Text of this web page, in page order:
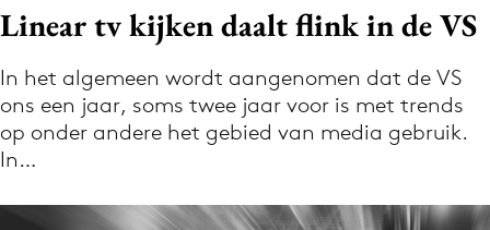
Download de app
Volg het laatste nieuws via de Adformatie
Nieuws app
Linear tv kijken daalt flink in de VS
In het algemeen wordt aangenomen dat de VS
ons een jaar, soms twee jaar voor is met trends
op onder andere het gebied van media gebruik.
In…